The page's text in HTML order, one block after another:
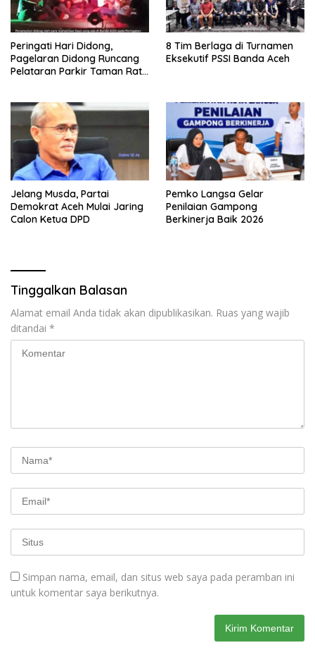
Peringati Hari Didong,
Pagelaran Didong Runcang
Pelataran Parkir Taman Ratu
8 Tim Berlaga di Turnamen
Eksekutif PSSI Banda Aceh
Jelang Musda, Partai
Demokrat Aceh Mulai Jaring
Calon Ketua DPD
Pemko Langsa Gelar
Penilaian Gampong
Berkinerja Baik 2026
Tinggalkan Balasan
Alamat email Anda tidak akan dipublikasikan. Ruas yang wajib
ditandai *
Simpan nama, email, dan situs web saya pada peramban ini
untuk komentar saya berikutnya.